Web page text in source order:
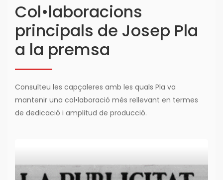
Col•laboracions
principals de Josep Pla
a la premsa
Consulteu les capçaleres amb les quals Pla va
mantenir una col•laboració més rellevant en termes
de dedicació i amplitud de producció.